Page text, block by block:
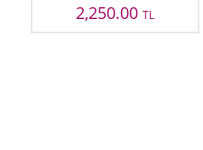
2,250.00TL